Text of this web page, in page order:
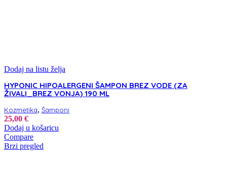
Dodaj na listu želja
HYPONIC HIPOALERGENI ŠAMPON BREZ VODE (ZA
ŽIVALI_BREZ VONJA) 190 ML
Kozmetika, Šamponi
25,00 €
Dodaj u košaricu
Compare
Brzi pregled